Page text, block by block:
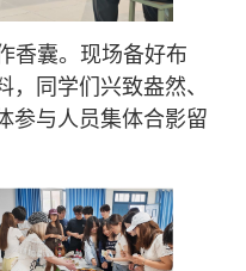
香囊。现场备好布
同学们兴致盎然、
参与人员集体合影留